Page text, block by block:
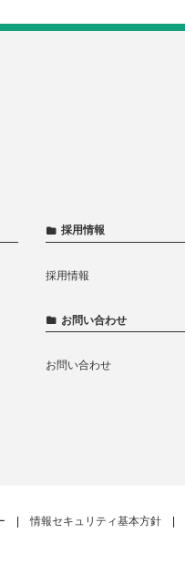
採用情報
採用情報
お問い合わせ
お問い合わせ
情報セキュリティ基本方針